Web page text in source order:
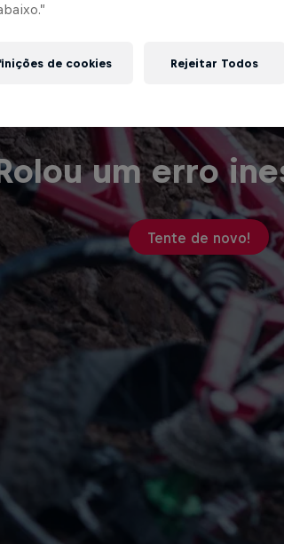
um erro
Tente de novo!
de cookies Rejeitar Todos